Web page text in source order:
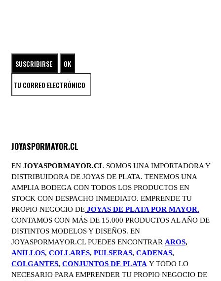
JOYASPORMAYOR.CL
EN JOYASPORMAYOR.CL SOMOS UNA IMPORTADORA Y
DISTRIBUIDORA DE JOYAS DE PLATA. TENEMOS UNA
AMPLIA BODEGA CON TODOS LOS PRODUCTOS EN
STOCK CON DESPACHO INMEDIATO. EMPRENDE TU
PROPIO NEGOCIO DE JOYAS DE PLATA POR MAYOR.
CONTAMOS CON MÁS DE 15.000 PRODUCTOS AL AÑO DE
DISTINTOS MODELOS Y DISEÑOS. EN
JOYASPORMAYOR.CL PUEDES ENCONTRAR AROS,
ANILLOS, COLLARES, PULSERAS, CADENAS,
COLGANTES, CONJUNTOS DE PLATA Y TODO LO
NECESARIO PARA EMPRENDER TU PROPIO NEGOCIO DE